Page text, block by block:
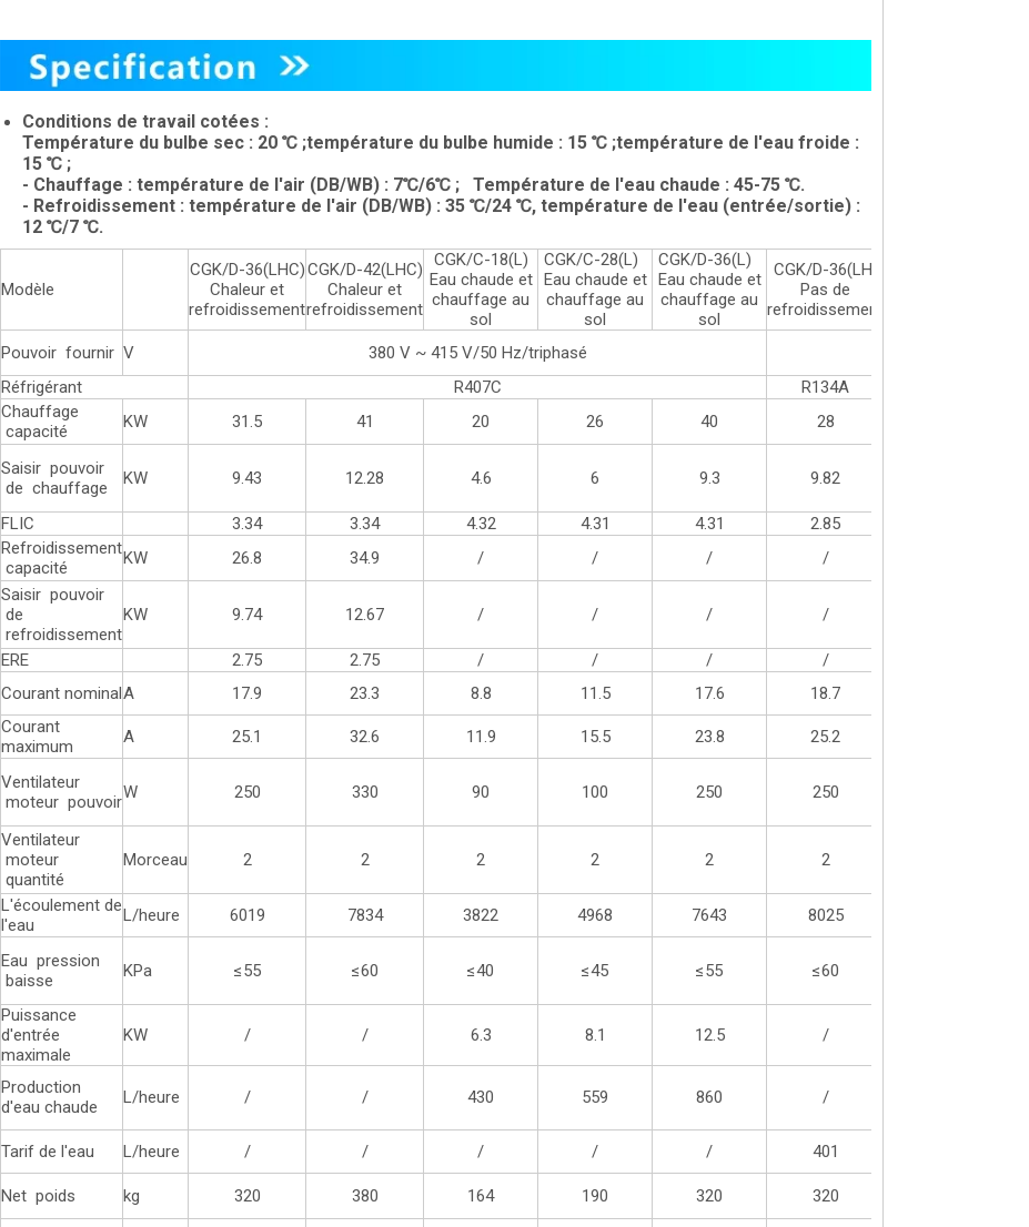
Conditions de travail cotées :
Température du bulbe sec : 20 ℃ ;température du bulbe humide : 15 ℃ ;température de l'eau froide :
15 ℃ ;
- Chauffage : température de l'air (DB/WB) : 7℃/6℃ ; Température de l'eau chaude : 45-75 ℃.
- Refroidissement : température de l'air (DB/WB) : 35 ℃/24 ℃, température de l'eau (entrée/sortie) :
12 ℃/7 ℃.
Modèle
CGK/D-36(LHC)
Chaleur et
refroidissement
CGK/D-42(LHC)
Chaleur et
refroidissement
CGK/C-18(L)
Eau chaude et
chauffage au
sol
CGK/C-28(L)
Eau chaude et
chauffage au
sol
CGK/D-36(L)
Eau chaude et
chauffage au
sol
CGK/D-36(LH)
Pas de
refroidissement
Pouvoir fournir V
380 V ~ 415 V/50 Hz/triphasé
Réfrigérant
R407C
R134A
Chauffage
capacité
KW 31.5 41 20 26 40 28
Saisir pouvoir
de chauffage
KW 9.43 12.28 4.6 6 9.3 9.82
FLIC 3.34 3.34 4.32 4.31 4.31
2.85
Refroidissement
capacité
KW 26.8 34.9 / / /
/
Saisir pouvoir
de
refroidissement
KW 9.74 12.67 / / / /
ERE 2.75 2.75 / / /
/
Courant nominalA 17.9 23.3 8.8 11.5 17.6
18.7
Courant
maximum
A 25.1 32.6 11.9 15.5 23.8 25.2
Ventilateur
moteur pouvoirW 250 330 90 100 250 250
Ventilateur
moteur
quantité
Morceau 2 2 2 2 2 2
L'écoulement de
l'eau
L/heure 6019 7834 3822 4968 7643 8025
Eau pression
baisse
KPa ≤55 ≤60 ≤40 ≤45 ≤55 ≤60
Puissance
d'entrée
maximale
KW / / 6.3 8.1 12.5 /
Production
d'eau chaude
L/heure / / 430 559 860 /
Tarif de l'eau L/heure / / / / / 401
Net poids kg 320 380 164 190 320 320